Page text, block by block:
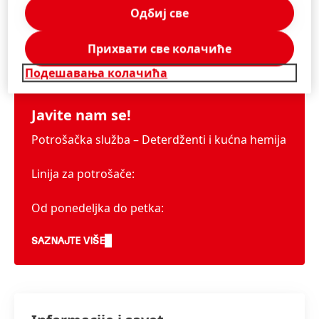
Informacije i usluge
Javite nam se!
Potrošačka služba – Deterdženti i kućna hemija
Linija za potrošače:
Od ponedeljka do petka:
9 do 5 popodne:
SAZNAJTE VIŠE
Подешавања колачића
Одбиј све
Прихвати све колачиће